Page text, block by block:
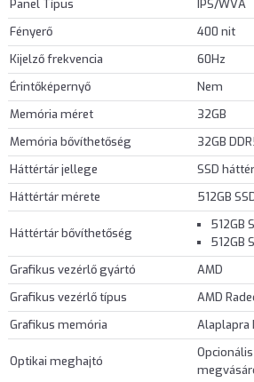
Panel Típus
IPS/WVA
Fényerő
400 nit
Kijelző frekvencia
60Hz
Érintőképernyő
Nem
Memória méret
32GB
Memória bővíthetőség
32GB
Háttértár jellege
SSD
Háttértár mérete
512GB
Háttértár bővíthetőség
512GB
512GB
Grafikus vezérlő gyártó
AMD
Grafikus vezérlő típus
AMD
Grafikus memória
Alaplapra
Optikai meghajtó